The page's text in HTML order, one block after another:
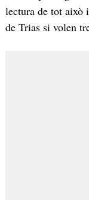
lectura de tot això
de Trias si volen